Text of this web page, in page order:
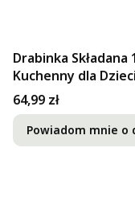
Drabinka Składana
Kuchenny dla
Cena
64,99 zł
Powiadom mnie o